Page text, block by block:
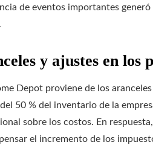
de eventos importantes
y ajustes en los
Depot proviene de los
50 % del inventario de la
sobre los costos. En
el incremento de los